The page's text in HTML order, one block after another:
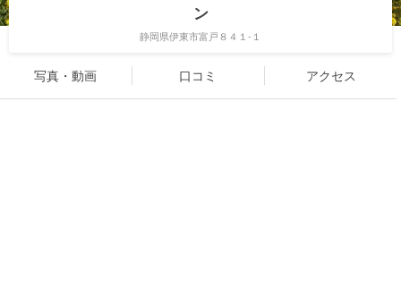
ン
静岡県伊東市富戸８４１-１
写真・動画 口コミ アクセス